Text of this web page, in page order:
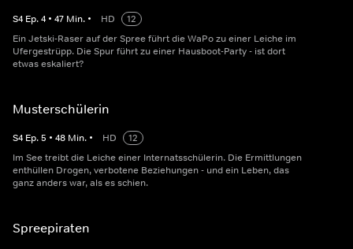
S4 Ep.4 • 47 Min. • HD
12
Ein Jetski-Raser auf der Spree führt die WaPo zu einer Leiche im
Ufergestrüpp. Die Spur führt zu einer Hausboot-Party - ist dort
etwas eskaliert?
Musterschülerin
S4 Ep.5 • 48 Min. • HD
12
Im See treibt die Leiche einer Internatsschülerin. Die Ermittlungen
enthüllen Drogen, verbotene Beziehungen - und ein Leben, das
ganz anders war, als es schien.
Spreepiraten